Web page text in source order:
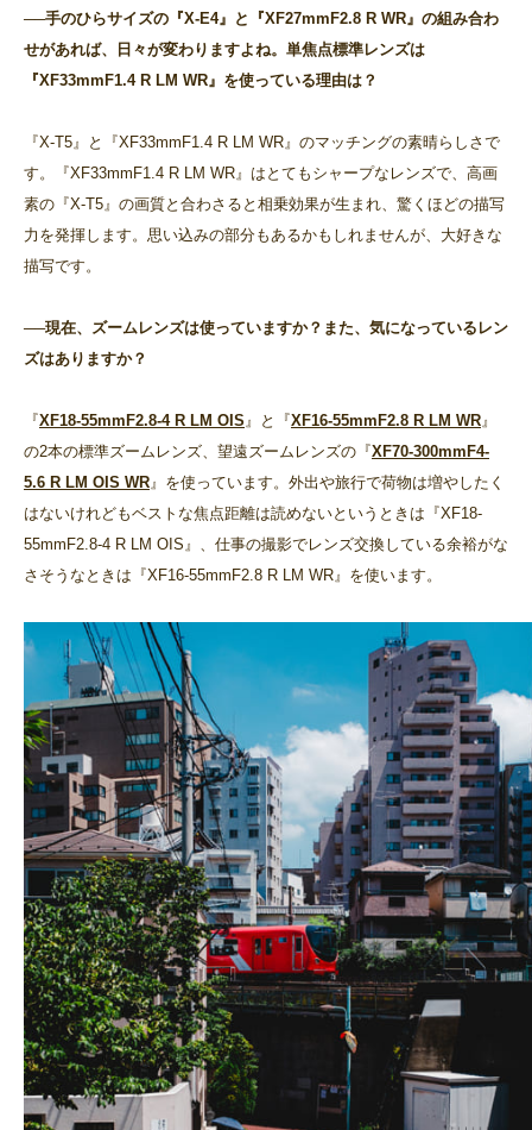
──手のひらサイズの『X-E4』と『XF27mmF2.8 R WR』の組み合わ
せがあれば、日々が変わりますよね。単焦点標準レンズは
『XF33mmF1.4 R LM WR』を使っている理由は？
『X-T5』と『XF33mmF1.4 R LM WR』のマッチングの素晴らしさで
す。『XF33mmF1.4 R LM WR』はとてもシャープなレンズで、高画
素の『X-T5』の画質と合わさると相乗効果が生まれ、驚くほどの描写
力を発揮します。思い込みの部分もあるかもしれませんが、大好きな
描写です。
──現在、ズームレンズは使っていますか？また、気になっているレン
ズはありますか？
『XF18-55mmF2.8-4 R LM OIS』と『XF16-55mmF2.8 R LM WR』
の2本の標準ズームレンズ、望遠ズームレンズの『XF70-300mmF4-
5.6 R LM OIS WR』を使っています。外出や旅行で荷物は増やしたく
はないけれどもベストな焦点距離は読めないというときは『XF18-
55mmF2.8-4 R LM OIS』、仕事の撮影でレンズ交換している余裕がな
さそうなときは『XF16-55mmF2.8 R LM WR』を使います。